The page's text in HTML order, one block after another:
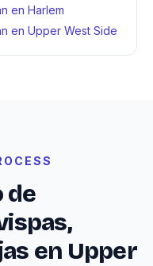
en Harlem
en Upper West Side
de
en Upper